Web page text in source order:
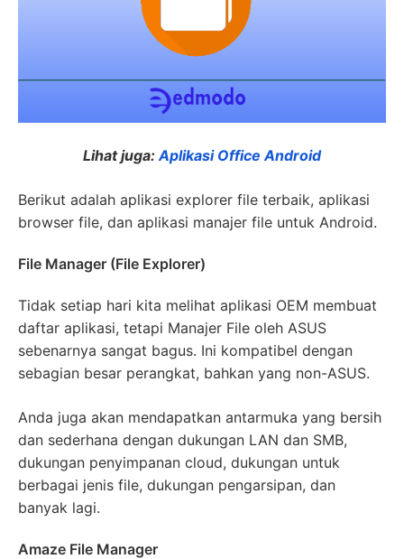
Lihat juga: Aplikasi Office Android
Berikut adalah aplikasi explorer file terbaik, aplikasi
browser file, dan aplikasi manajer file untuk Android.
File Manager (File Explorer)
Tidak setiap hari kita melihat aplikasi OEM membuat
daftar aplikasi, tetapi Manajer File oleh ASUS
sebenarnya sangat bagus. Ini kompatibel dengan
sebagian besar perangkat, bahkan yang non-ASUS.
Anda juga akan mendapatkan antarmuka yang bersih
dan sederhana dengan dukungan LAN dan SMB,
dukungan penyimpanan cloud, dukungan untuk
berbagai jenis file, dukungan pengarsipan, dan
banyak lagi.
Amaze File Manager